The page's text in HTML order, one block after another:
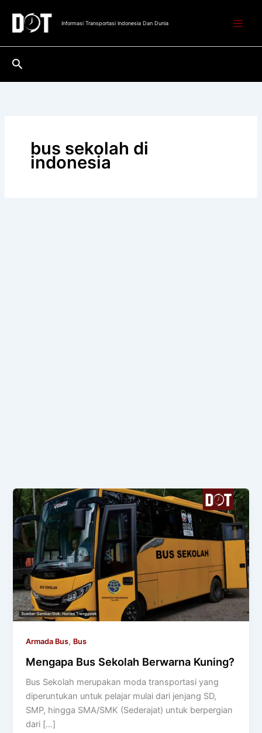
konten
Informasi Transportasi Indonesia Dan Dunia
Cari
bus sekolah di
indonesia
Armada Bus, Bus
Mengapa Bus Sekolah Berwarna Kuning?
Bus Sekolah merupakan moda transportasi yang
diperuntukan untuk pelajar mulai dari jenjang SD,
SMP, hingga SMA/SMK (Sederajat) untuk berpergian
dari […]